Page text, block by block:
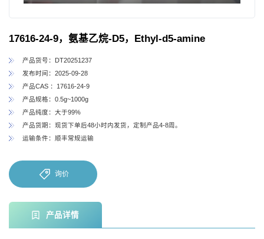
17616-24-9，氨基乙烷-D5，Ethyl-d5-amine
产品货号：DT20251237
发布时间：2025-09-28
产品CAS ：17616-24-9
产品规格：0.5g~1000g
产品纯度：大于99%
产品货期：现货下单后48小时内发货，定制产品4-8周。
运输条件：顺丰常规运输
询价
产品详情